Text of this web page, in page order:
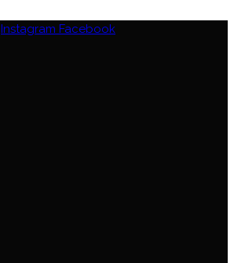
Instagram Facebook